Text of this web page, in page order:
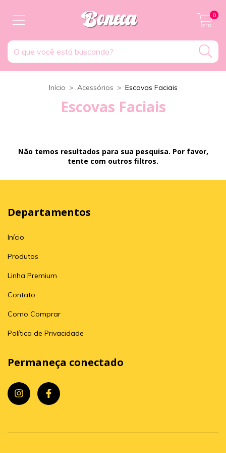
0
Início > Acessórios > Escovas Faciais
Escovas Faciais
Não temos resultados para sua pesquisa. Por favor,
tente com outros filtros.
Departamentos
Início
Produtos
Linha Premium
Contato
Como Comprar
Política de Privacidade
Permaneça conectado